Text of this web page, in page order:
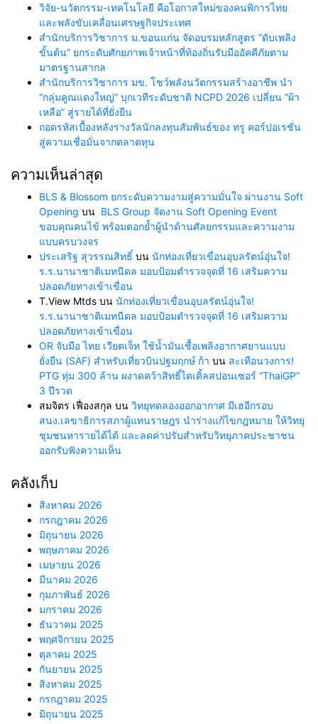
วิจัย-นวัตกรรม-เทคโนโลยี คือโอกาสใหม่ของคนพิการไทย
และพลังขับเคลื่อนเศรษฐกิจประเทศ
สำนักบริการวิชาการ ม.ขอนแก่น จัดอบรมหลักสูตร “ดับเพลิง
ขั้นต้น” ยกระดับศักยภาพเจ้าหน้าที่ท้องถิ่นรับมืออัคคีภัยตาม
มาตรฐานสากล
สำนักบริการวิชาการ มข. โชว์พลังนวัตกรรมสร้างอาชีพ นำ
“กลุ่มคูณแดงใหญ่” บุกเวทีระดับชาติ NCPD 2026 เปลี่ยน “ผ้า
เหลือ” สู่รายได้ที่ยั่งยืน
ถอดรหัสเบื้องหลังรางวัลนักลงทุนสัมพันธ์ของ ทรู คอร์ปอเรชั่น
สู่ความเชื่อมั่นจากตลาดทุน
ความเห็นล่าสุด
BLS & Blossom ยกระดับความงามสู่ความมั่นใจ ผ่านงาน Soft
Opening บน BLS Group จัดงาน Soft Opening Event
ขอบคุณคนไข้ พร้อมตอกย้ำผู้นำด้านศัลยกรรมและความงาม
แบบครบวงจร
ประเสริฐ สุวรรณสิทธิ์ บน นักท่องเที่ยวเขื่อนอุบลรัตน์อุ่นใจ!
ร.ร.นานาชาติเมทนีดล มอบป้อมตำรวจจุดที่ 16 เสริมความ
ปลอดภัยทางเข้าเขื่อน
T.View Mtds บน นักท่องเที่ยวเขื่อนอุบลรัตน์อุ่นใจ!
ร.ร.นานาชาติเมทนีดล มอบป้อมตำรวจจุดที่ 16 เสริมความ
ปลอดภัยทางเข้าเขื่อน
OR จับมือ ไทย เวียตเจ็ท ใช้น้ำมันเชื้อเพลิงอากาศยานแบบ
ยั่งยืน (SAF) สำหรับเที่ยวบินปฐมฤกษ์ ก้า บน สะเทือนวงการ!
PTG ทุ่ม 300 ล้าน ผงาดคว้าสิทธิ์ไตเติ้ลสปอนเซอร์ “ThaiGP”
3 ปีรวด
สมจิตร เฟื่องสกุล บน วิทยุทดลองออกอากาศ มีเฮอีกรอบ
สนง.เลขาธิการสภาผู้แทนราษฎร นำร่างแก้ไขกฎหมาย ให้วิทยุ
ชุมชนหารายได้ได้ และลดค่าปรับสำหรับวิทยุภาคประชาชน
ออกรับฟังความเห็น
คลังเก็บ
สิงหาคม 2026
กรกฎาคม 2026
มิถุนายน 2026
พฤษภาคม 2026
เมษายน 2026
มีนาคม 2026
กุมภาพันธ์ 2026
มกราคม 2026
ธันวาคม 2025
พฤศจิกายน 2025
ตุลาคม 2025
กันยายน 2025
สิงหาคม 2025
กรกฎาคม 2025
มิถุนายน 2025